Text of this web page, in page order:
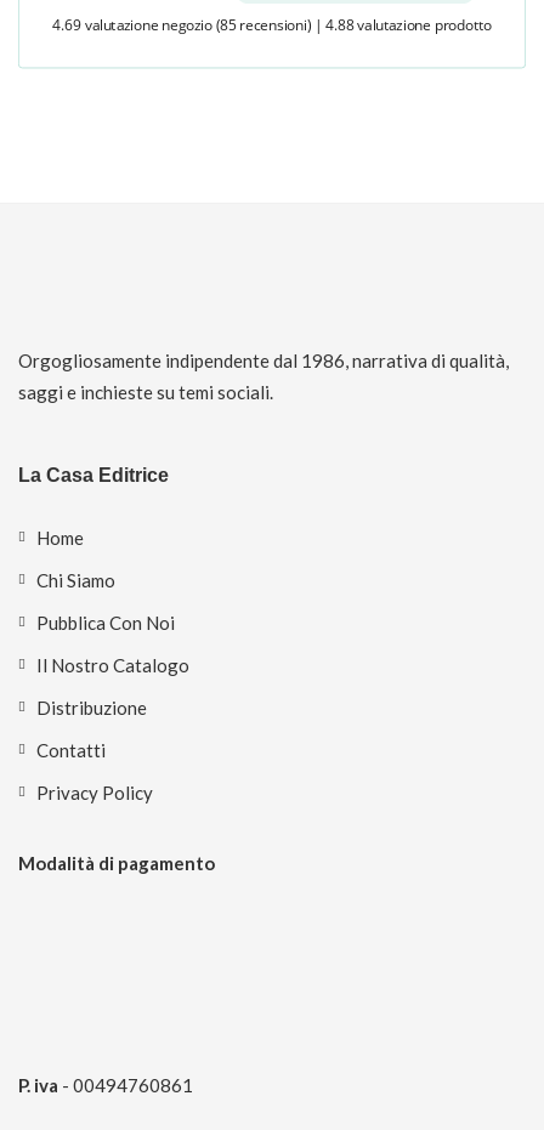
4.69 valutazione negozio (85 recensioni) | 4.88 valutazione prodotto
Orgogliosamente indipendente dal 1986, narrativa di qualità,
saggi e inchieste su temi sociali.
La Casa Editrice
Home
Chi Siamo
Pubblica Con Noi
Il Nostro Catalogo
Distribuzione
Contatti
Privacy Policy
Modalità di pagamento
P. iva - 00494760861